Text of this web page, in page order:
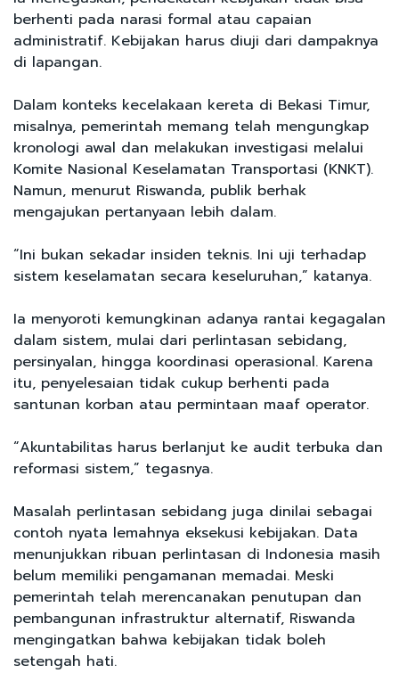
berhenti pada narasi formal atau capaian
administratif. Kebijakan harus diuji dari dampaknya
di lapangan.
Dalam konteks kecelakaan kereta di Bekasi Timur,
misalnya, pemerintah memang telah mengungkap
kronologi awal dan melakukan investigasi melalui
Komite Nasional Keselamatan Transportasi (KNKT).
Namun, menurut Riswanda, publik berhak
mengajukan pertanyaan lebih dalam.
“Ini bukan sekadar insiden teknis. Ini uji terhadap
sistem keselamatan secara keseluruhan,” katanya.
Ia menyoroti kemungkinan adanya rantai kegagalan
dalam sistem, mulai dari perlintasan sebidang,
persinyalan, hingga koordinasi operasional. Karena
itu, penyelesaian tidak cukup berhenti pada
santunan korban atau permintaan maaf operator.
“Akuntabilitas harus berlanjut ke audit terbuka dan
reformasi sistem,” tegasnya.
Masalah perlintasan sebidang juga dinilai sebagai
contoh nyata lemahnya eksekusi kebijakan. Data
menunjukkan ribuan perlintasan di Indonesia masih
belum memiliki pengamanan memadai. Meski
pemerintah telah merencanakan penutupan dan
pembangunan infrastruktur alternatif, Riswanda
mengingatkan bahwa kebijakan tidak boleh
setengah hati.